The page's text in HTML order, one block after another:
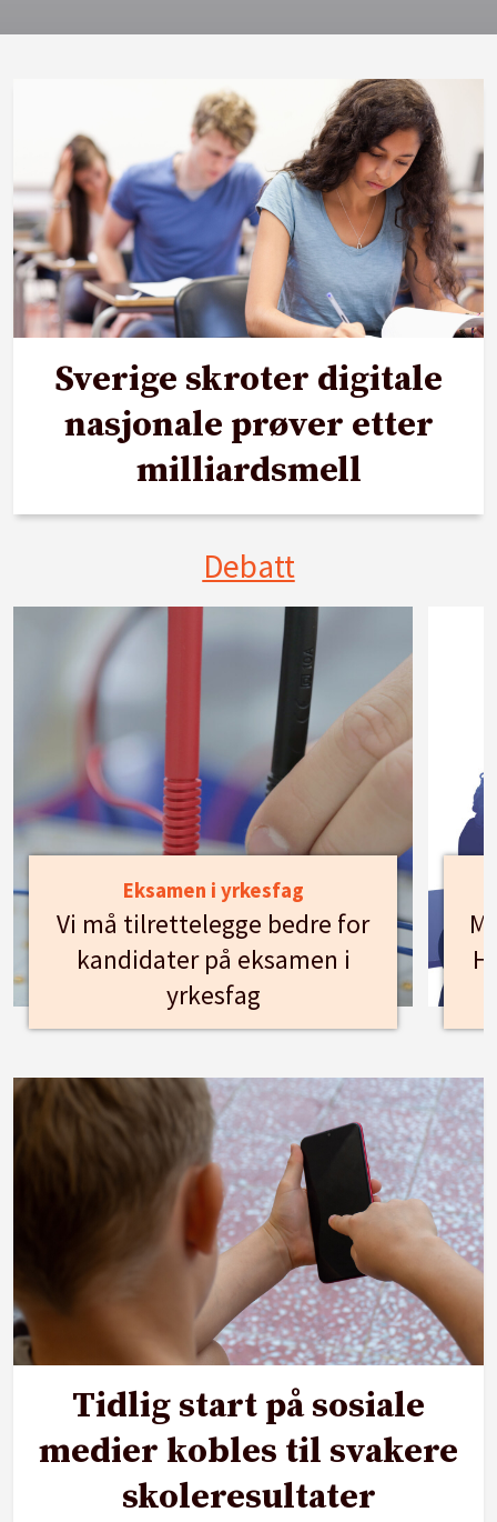
Sverige skroter digitale
nasjonale prøver etter
milliardsmell
Debatt
Eksamen i yrkesfag
Vi må tilrettelegge bedre for
kandidater på eksamen i
yrkesfag
Tidlig start på sosiale
medier kobles til svakere
skoleresultater